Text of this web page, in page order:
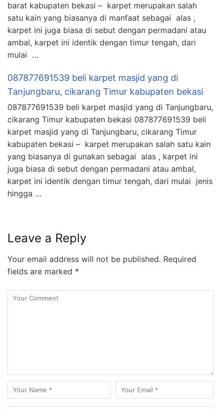
barat kabupaten bekasi – karpet merupakan salah
satu kain yang biasanya di manfaat sebagai alas ,
karpet ini juga biasa di sebut dengan permadani atau
ambal, karpet ini identik dengan timur tengah, dari
mulai …
087877691539 beli karpet masjid yang di
Tanjungbaru, cikarang Timur kabupaten bekasi
087877691539 beli karpet masjid yang di Tanjungbaru,
cikarang Timur kabupaten bekasi 087877691539 beli
karpet masjid yang di Tanjungbaru, cikarang Timur
kabupaten bekasi – karpet merupakan salah satu kain
yang biasanya di gunakan sebagai alas , karpet ini
juga biasa di sebut dengan permadani atau ambal,
karpet ini identik dengan timur tengah, dari mulai jenis
hingga …
Leave a Reply
Your email address will not be published. Required
fields are marked *